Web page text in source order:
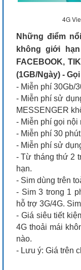
4G
Những điểm
không giới
FACEBOOK,
(1GB/Ngày) -
- Miễn phí 30Gb/
- Miễn phí sử
MESSENGER
- Miễn phí gọi nội
- Miễn phí 30
- Miễn phí sử
- Từ tháng thứ 2
hạn.
- Sim dùng trên
- Sim 3 trong 1
hỗ trợ 3G/4G.
- Giá siêu tiết
4G thoải mái
nào.
- Lưu ý: Giá trên